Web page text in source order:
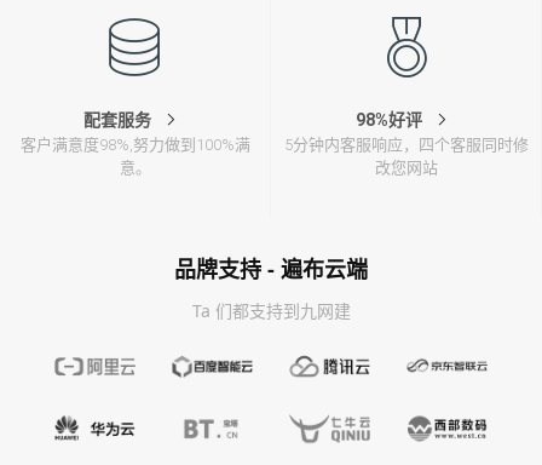
配套服务
客户满意度98%,努力做到100%满
意。
98%好评
5分钟内客服响应，四个客服同时修
改您网站
品牌支持 - 遍布云端
Ta 们都支持到九网建